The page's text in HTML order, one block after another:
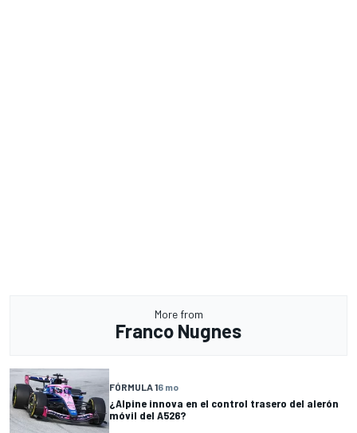
More from
Franco Nugnes
FÓRMULA 16 mo
¿Alpine innova en el control trasero del alerón
móvil del A526?